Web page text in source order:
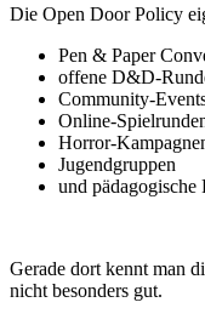
Die Open Door Policy
Pen & Paper
offene D&D-
Community-
Online-
Horror-
Jugendgruppen
und pädagogische
Gerade dort kennt man
nicht besonders gut.